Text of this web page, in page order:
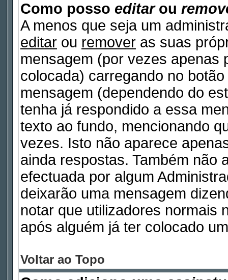
Como posso editarou
A menos que seja um
editar ou remover as suas
mensagem (por vezes apenas
colocada) carregando no botão
mensagem (dependendo do
tenha já respondido a essa
texto ao fundo, mencionando
vezes. Isto não aparece
ainda respostas. Também não
efectuada por algum
deixarão uma mensagem
notar que utilizadores normais
após alguém já ter colocado
Voltar ao Topo